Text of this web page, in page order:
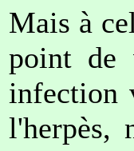
Mais à
point de
infection
l'herpès,